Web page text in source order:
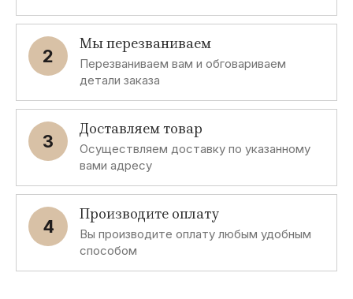
2
Мы перезваниваем
Перезваниваем вам и обговариваем
детали заказа
3
Доставляем товар
Осуществляем доставку по указанному
вами адресу
4
Производите оплату
Вы производите оплату любым удобным
способом